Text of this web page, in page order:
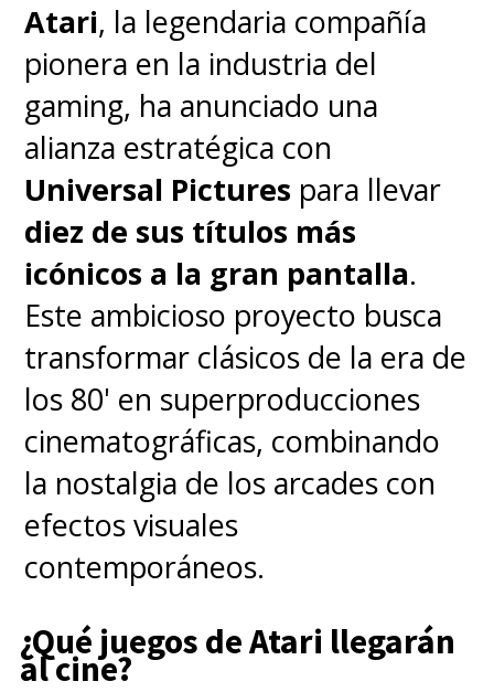
Atari, la legendaria compañía
pionera en la industria del
gaming, ha anunciado una
alianza estratégica con
Universal Pictures para llevar
diez de sus títulos más
icónicos a la gran pantalla.
Este ambicioso proyecto busca
transformar clásicos de la era de
los 80' en superproducciones
cinematográficas, combinando
la nostalgia de los arcades con
efectos visuales
contemporáneos.
¿Qué juegos de Atari llegarán
al cine?